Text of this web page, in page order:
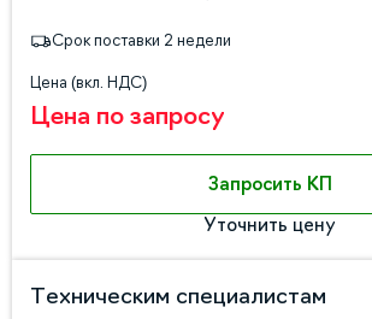
Срок поставки 2 недели
Цена (вкл. НДС)
Цена по запросу
Запросить КП
Уточнить цену
Техническим специалистам